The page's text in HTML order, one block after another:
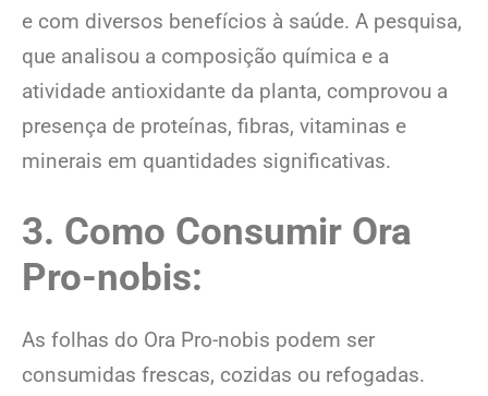
e com diversos benefícios à saúde. A pesquisa,
que analisou a composição química e a
atividade antioxidante da planta, comprovou a
presença de proteínas, fibras, vitaminas e
minerais em quantidades significativas.
3. Como Consumir Ora
Pro-nobis:
As folhas do Ora Pro-nobis podem ser
consumidas frescas, cozidas ou refogadas.